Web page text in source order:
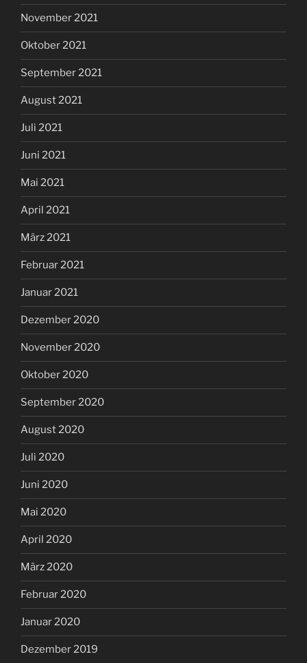
November 2021
Oktober 2021
September 2021
August 2021
Juli 2021
Juni 2021
Mai 2021
April 2021
März 2021
Februar 2021
Januar 2021
Dezember 2020
November 2020
Oktober 2020
September 2020
August 2020
Juli 2020
Juni 2020
Mai 2020
April 2020
März 2020
Februar 2020
Januar 2020
Dezember 2019